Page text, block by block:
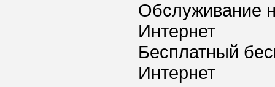
Обслуживание
Интернет
Бесплатный
Интернет